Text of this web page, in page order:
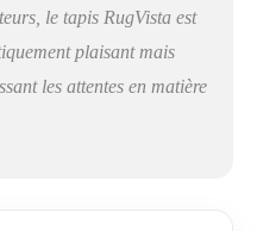
à ses fibres
synthétiques,
parfait pour les
le tapis RugVista est
plaisant mais
les attentes en matière